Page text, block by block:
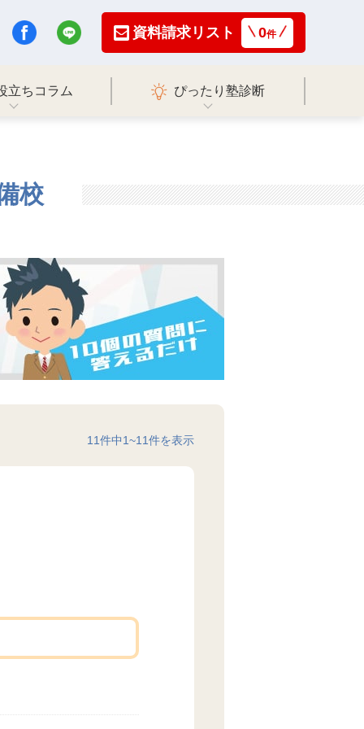
資料請求リスト 0件
立ちコラム ぴったり塾診断
校
11件中1~11件を表示